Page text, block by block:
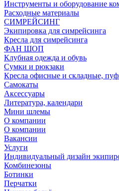
Инструменты и оборудование
Расходные материалы
СИМРЕЙСИНГ
Экипировка для симрейсинга
Кресла для симрейсинга
ФАН ШОП
Клубная одежда и обувь
Сумки и рюкзаки
Кресла офисные и складные,
Самокаты
Аксессуары
Литература, календари
Мини шлемы
О компании
О компании
Вакансии
Услуги
Индивидуальный дизайн
Комбинезоны
Ботинки
Перчатки